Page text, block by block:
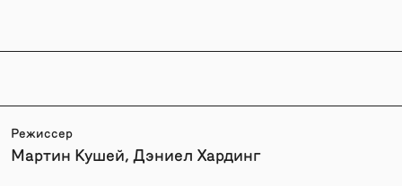
Режиссер
Мартин Кушей, Дэниел Хардинг